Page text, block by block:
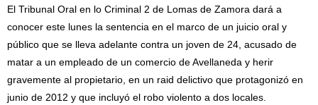
El Tribunal Oral en lo Criminal 2 de Lomas de Zamora dará a
conocer este lunes la sentencia en el marco de un juicio oral y
público que se lleva adelante contra un joven de 24, acusado de
matar a un empleado de un comercio de Avellaneda y herir
gravemente al propietario, en un raid delictivo que protagonizó en
junio de 2012 y que incluyó el robo violento a dos locales.